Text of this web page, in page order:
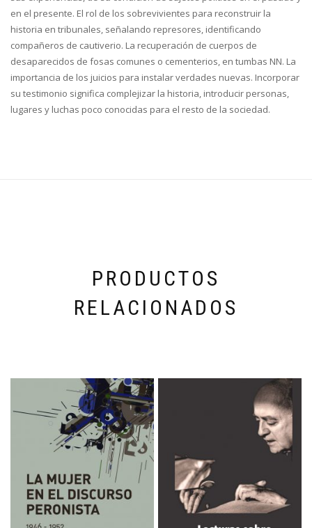
en el presente. El rol de los sobrevivientes para reconstruir la
historia en tribunales, señalando represores, identificando
compañeros de cautiverio. La recuperación de cuerpos de
desaparecidos de fosas comunes o cementerios, en tumbas NN. La
importancia de los juicios para instalar verdades nuevas. Incorporar
su testimonio significa complejizar la historia, introducir personas,
lugares y luchas poco conocidas para el resto de la sociedad.
PRODUCTOS
RELACIONADOS